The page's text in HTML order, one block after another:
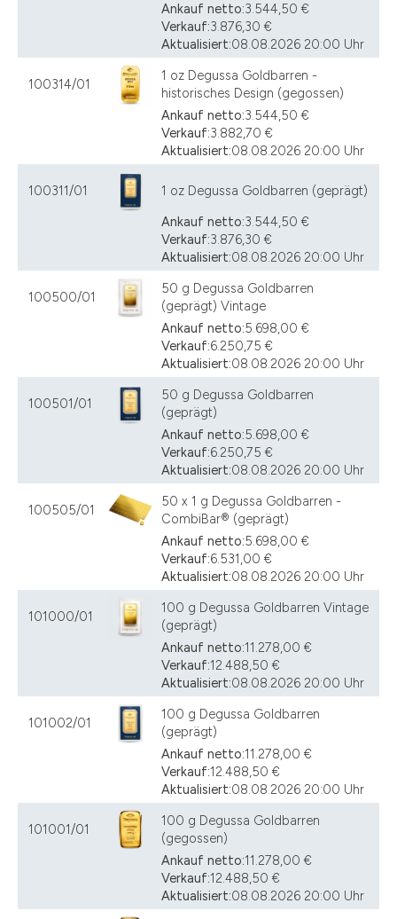
Ankauf netto:3.544,50 €
Verkauf:3.876,30 €
Aktualisiert:08.08.2026 20:00 Uhr
100314/01
1 oz Degussa Goldbarren -
historisches Design (gegossen)
Ankauf netto:3.544,50 €
Verkauf:3.882,70 €
Aktualisiert:08.08.2026 20:00 Uhr
100311/01
1 oz Degussa Goldbarren (geprägt)
Ankauf netto:3.544,50 €
Verkauf:3.876,30 €
Aktualisiert:08.08.2026 20:00 Uhr
100500/01
50 g Degussa Goldbarren
(geprägt) Vintage
Ankauf netto:5.698,00 €
Verkauf:6.250,75 €
Aktualisiert:08.08.2026 20:00 Uhr
100501/01
50 g Degussa Goldbarren
(geprägt)
Ankauf netto:5.698,00 €
Verkauf:6.250,75 €
Aktualisiert:08.08.2026 20:00 Uhr
100505/01
50 x 1 g Degussa Goldbarren -
CombiBar® (geprägt)
Ankauf netto:5.698,00 €
Verkauf:6.531,00 €
Aktualisiert:08.08.2026 20:00 Uhr
101000/01
100 g Degussa Goldbarren Vintage
(geprägt)
Ankauf netto:11.278,00 €
Verkauf:12.488,50 €
Aktualisiert:08.08.2026 20:00 Uhr
101002/01
100 g Degussa Goldbarren
(geprägt)
Ankauf netto:11.278,00 €
Verkauf:12.488,50 €
Aktualisiert:08.08.2026 20:00 Uhr
101001/01
100 g Degussa Goldbarren
(gegossen)
Ankauf netto:11.278,00 €
Verkauf:12.488,50 €
Aktualisiert:08.08.2026 20:00 Uhr